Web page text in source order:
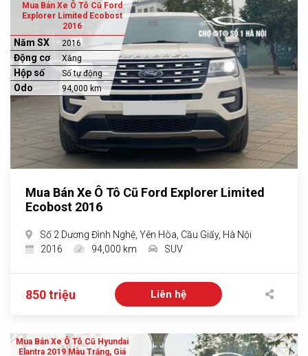
Mua Bán Xe Ô Tô Cũ Ford
Explorer Limited Ecobost
2016
Năm SX 2016
Động cơ Xăng
Hộp số Số tự động
Odo 94,000 km
Mua Bán Xe Ô Tô Cũ Ford Explorer Limited
Ecobost 2016
Số 2 Dương Đình Nghệ, Yên Hòa, Cầu Giấy, Hà Nội
2016
94,000 km SUV
850 triệu Liên hệ
Mua Bán Xe Ô Tô Cũ Hyundai
Elantra 2019 Màu Trắng, Giá